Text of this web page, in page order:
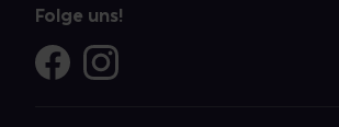
Folge uns!